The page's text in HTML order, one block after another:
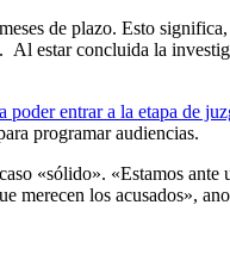
de plazo. Esto
estar concluida la
poder entrar a la etapa de
programar audiencias.
«sólido». «Estamos
merecen los acusados»,